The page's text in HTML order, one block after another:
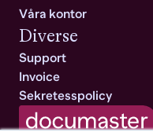
Våra kontor
Diverse
Support
Invoice
Sekretesspolicy